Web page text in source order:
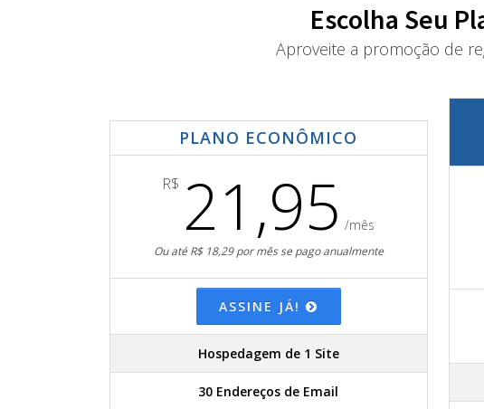
Escolha Seu
Aproveite a promoção de
PLANO ECONÔMICO
R$ 21,95 /mês
Ou até R$ 18,29 por mês se pago anualmente
ASSINE JÁ!
Hospedagem de 1 Site
30 Endereços de Email